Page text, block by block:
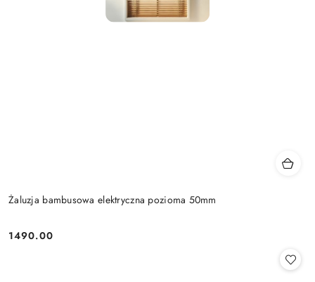
Żaluzja bambusowa elektryczna pozioma 50mm
Cena:
1490.00